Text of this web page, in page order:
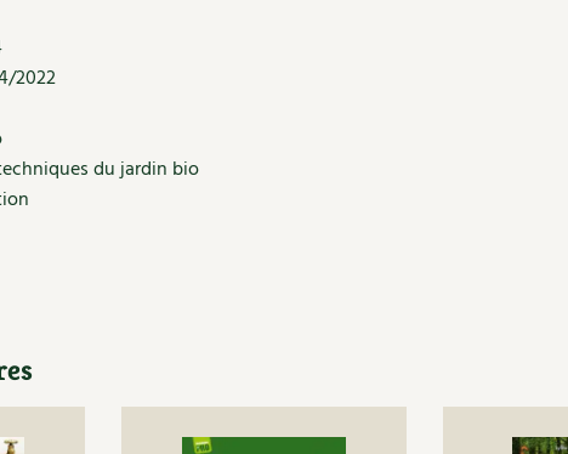
2022
du jardin bio